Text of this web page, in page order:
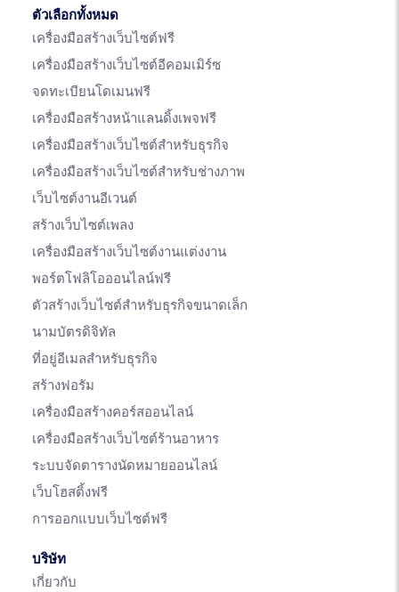
ตัวเลือกทั้งหมด
เครื่องมือสร้างเว็บไซต์ฟรี
เครื่องมือสร้างเว็บไซต์อีคอมเมิร์ซ
จดทะเบียนโดเมนฟรี
เครื่องมือสร้างหน้าแลนดิ้งเพจฟรี
เครื่องมือสร้างเว็บไซต์สำหรับธุรกิจ
เครื่องมือสร้างเว็บไซต์สำหรับช่างภาพ
เว็บไซต์งานอีเวนต์
สร้างเว็บไซต์เพลง
เครื่องมือสร้างเว็บไซต์งานแต่งงาน
พอร์ตโฟลิโอออนไลน์ฟรี
ตัวสร้างเว็บไซต์สำหรับธุรกิจขนาดเล็ก
นามบัตรดิจิทัล
ที่อยู่อีเมลสำหรับธุรกิจ
สร้างฟอรัม
เครื่องมือสร้างคอร์สออนไลน์
เครื่องมือสร้างเว็บไซต์ร้านอาหาร
ระบบจัดตารางนัดหมายออนไลน์
เว็บโฮสติ้งฟรี
การออกแบบเว็บไซต์ฟรี
บริษัท
เกี่ยวกับ